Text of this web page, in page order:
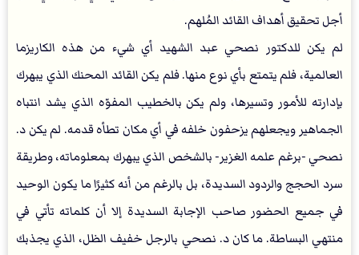
أجل تحقيق أهداف القائد المُلهم.
لم يكن للدكتور نصحي عبد الشهيد أي شيء من هذه الكاريزما
العالمية، فلم يتمتع بأي نوع منها. فلم يكن القائد المحنك الذي يبهرك
بإدارته للأمور وتسيرها، ولم يكن بالخطيب المفوّه الذي يشد انتباه
الجماهير ويجعلهم يزحفون خلفه في أي مكان تطأه قدمه. لم يكن د.
نصحي -برغم علمه الغزير- بالشخص الذي يبهرك بمعلوماته، وطريقة
سرد الحجج والردود السديدة، بل بالرغم من أنه كثيرًا ما يكون الوحيد
في جميع الحضور صاحب الإجابة السديدة إلا أن كلماته تأتي في
منتهي البساطة. ما كان د. نصحي بالرجل خفيف الظل، الذي يجذبك